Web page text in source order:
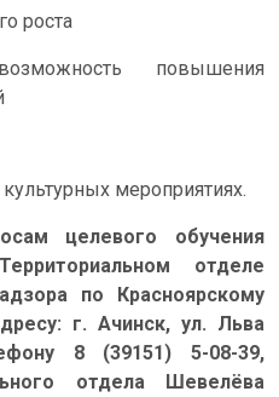
роста
повышения
мероприятиях.
целевого обучения
отделе
по Красноярскому
г. Ачинск, ул. Льва
8 (39151) 5-08-39,
отдела Шевелёва